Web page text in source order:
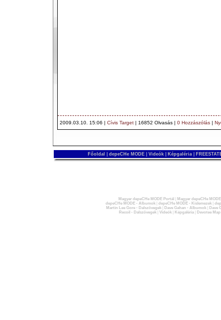
2009.03.10. 15:06 | Cívis Target | 16852 Olvasás | 0 Hozzászólás |
Főoldal depeCHe MODE Videók Képgaléria
Magyar depeCHe MODE Portál
Magyar depeCHe
depeCHe MODE - Albumok| depeCHe MODE - Kislemezek|
Martin Lee Gore - Dalszövegek| Dave Gahan - Albumok|
Dave
Recoil - Dalszövegek| Videók| Képgaléria| Devotee Map